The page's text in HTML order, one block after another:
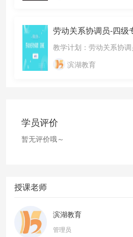
劳动关系协调员-四级
滨湖教育
学员评价
暂无评价哦～
授课老师
滨湖教育
管理员